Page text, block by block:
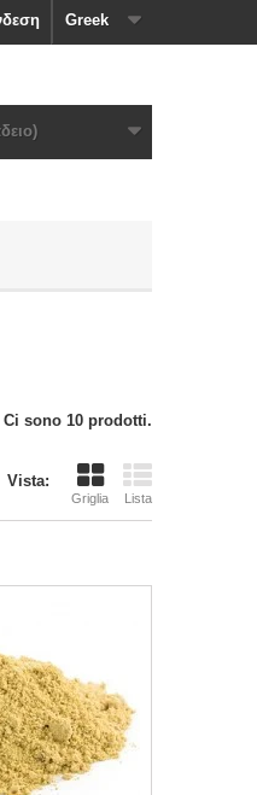
Greek
Ci sono 10 prodotti.
Vista:
Griglia Lista